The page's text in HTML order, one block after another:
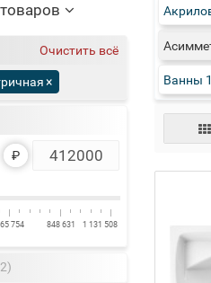
Очистить всё
×
₽
754 848 631 1 131 508
Ванны